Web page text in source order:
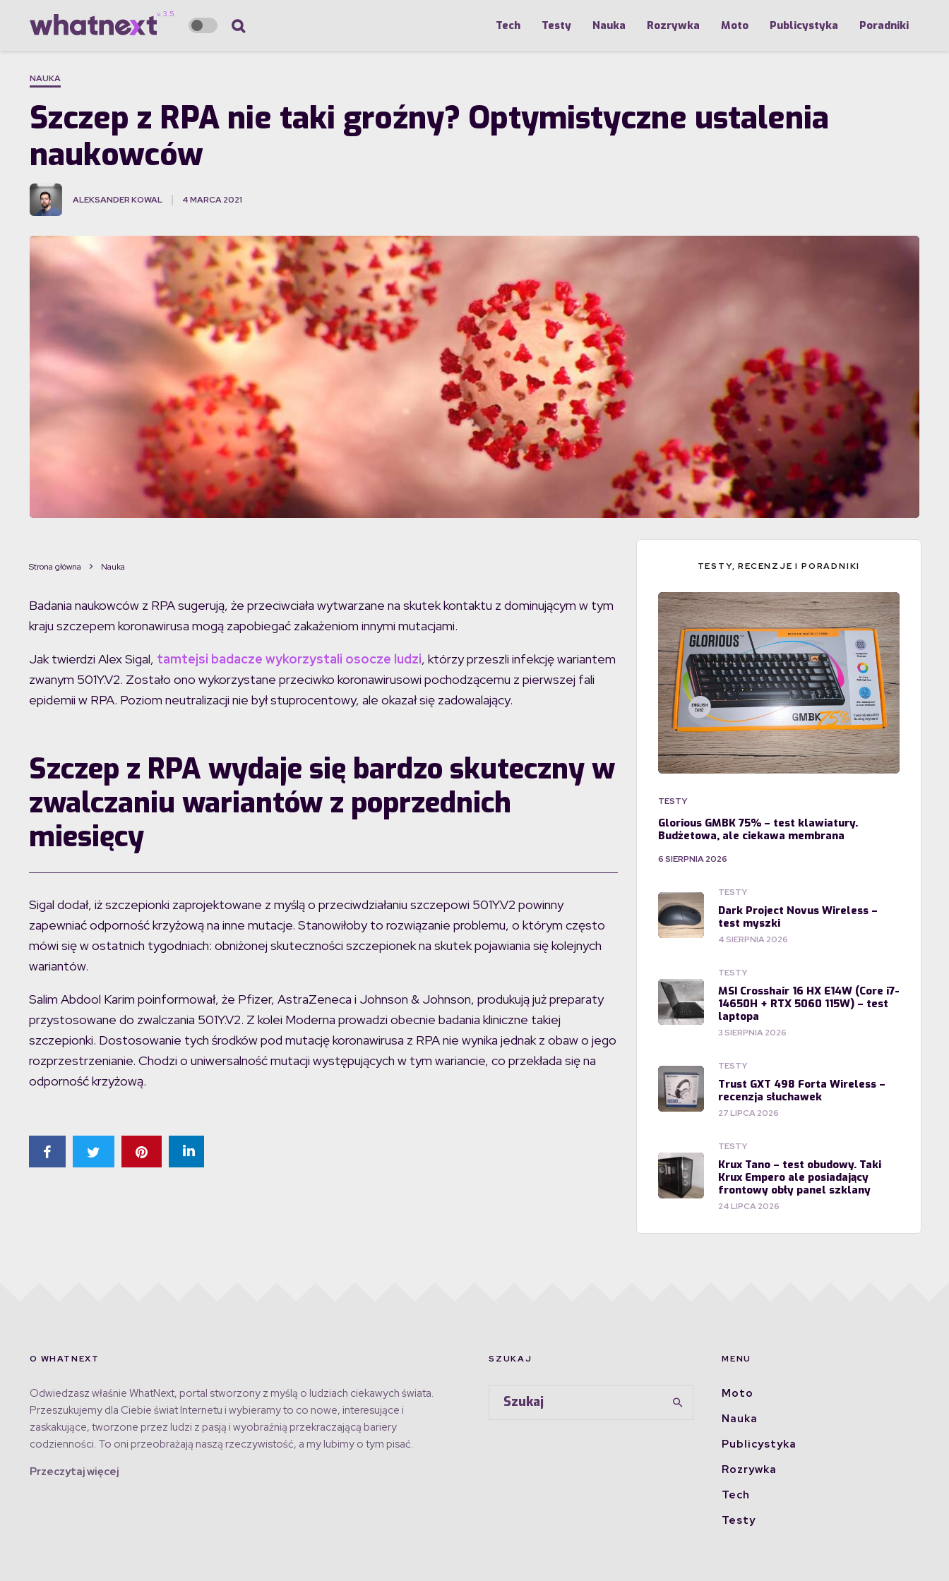
Tech Testy Nauka Rozrywka Moto Publicystyka Poradniki
NAUKA
Szczep z RPA nie taki groźny? Optymistyczne ustalenia
naukowców
ALEKSANDER KOWAL 4 MARCA 2021
Strona główna Nauka
Badania naukowców z RPA sugerują, że przeciwciała wytwarzane na skutek kontaktu z dominującym w tym
kraju szczepem koronawirusa mogą zapobiegać zakażeniom innymi mutacjami.
Jak twierdzi Alex Sigal, tamtejsi badacze wykorzystali osocze ludzi, którzy przeszli infekcję wariantem
zwanym 501Y.V2. Zostało ono wykorzystane przeciwko koronawirusowi pochodzącemu z pierwszej fali
epidemii w RPA. Poziom neutralizacji nie był stuprocentowy, ale okazał się zadowalający.
Szczep z RPA wydaje się bardzo skuteczny w
zwalczaniu wariantów z poprzednich
miesięcy
Sigal dodał, iż szczepionki zaprojektowane z myślą o przeciwdziałaniu szczepowi 501Y.V2 powinny
zapewniać odporność krzyżową na inne mutacje. Stanowiłoby to rozwiązanie problemu, o którym często
mówi się w ostatnich tygodniach: obniżonej skuteczności szczepionek na skutek pojawiania się kolejnych
wariantów.
Salim Abdool Karim poinformował, że Pfizer, AstraZeneca i Johnson & Johnson, produkują już preparaty
przystosowane do zwalczania 501Y.V2. Z kolei Moderna prowadzi obecnie badania kliniczne takiej
szczepionki. Dostosowanie tych środków pod mutację koronawirusa z RPA nie wynika jednak z obaw o jego
rozprzestrzenianie. Chodzi o uniwersalność mutacji występujących w tym wariancie, co przekłada się na
odporność krzyżową.
TESTY, RECENZJE I PORADNIKI
TESTY
Glorious GMBK 75% – test klawiatury.
Budżetowa, ale ciekawa membrana
6 SIERPNIA 2026
TESTY
Dark Project Novus Wireless –
test myszki
4 SIERPNIA 2026
TESTY
MSI Crosshair 16 HX E14W (Core i7-
14650H + RTX 5060 115W) – test
laptopa
3 SIERPNIA 2026
TESTY
Trust GXT 498 Forta Wireless –
recenzja słuchawek
27 LIPCA 2026
TESTY
Krux Tano – test obudowy. Taki
Krux Empero ale posiadający
frontowy obły panel szklany
24 LIPCA 2026
O WHATNEXT
Odwiedzasz właśnie WhatNext, portal stworzony z myślą o ludziach ciekawych świata.
Przeszukujemy dla Ciebie świat Internetu i wybieramy to co nowe, interesujące i
zaskakujące, tworzone przez ludzi z pasją i wyobraźnią przekraczającą bariery
codzienności. To oni przeobrażają naszą rzeczywistość, a my lubimy o tym pisać.
Przeczytaj więcej
SZUKAJ MENU
Moto
Nauka
Publicystyka
Rozrywka
Tech
Testy